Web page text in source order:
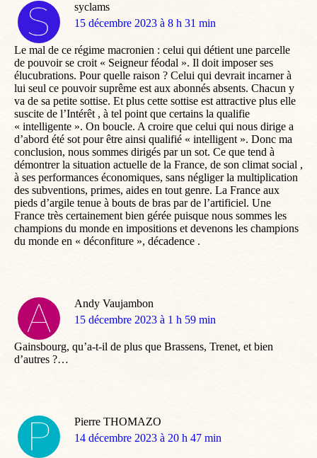
syclams
dit
15 décembre 2023 à 8 h 31 min
Le mal de ce régime macronien : celui qui détient une parcelle
de pouvoir se croit « Seigneur féodal ». Il doit imposer ses
élucubrations. Pour quelle raison ? Celui qui devrait incarner à
lui seul ce pouvoir suprême est aux abonnés absents. Chacun y
va de sa petite sottise. Et plus cette sottise est attractive plus elle
suscite de l’Intérêt , à tel point que certains la qualifie
« intelligente ». On boucle. A croire que celui qui nous dirige a
d’abord été sot pour être ainsi qualifié « intelligent ». Donc ma
conclusion, nous sommes dirigés par un sot. Ce que tend à
démontrer la situation actuelle de la France, de son climat social ,
à ses performances économiques, sans négliger la multiplication
des subventions, primes, aides en tout genre. La France aux
pieds d’argile tenue à bouts de bras par de l’artificiel. Une
France très certainement bien gérée puisque nous sommes les
champions du monde en impositions et devenons les champions
du monde en « déconfiture », décadence .
Andy Vaujambon
dit
15 décembre 2023 à 1 h 59 min
Gainsbourg, qu’a-t-il de plus que Brassens, Trenet, et bien
d’autres ?…
Pierre THOMAZO
dit
14 décembre 2023 à 20 h 47 min